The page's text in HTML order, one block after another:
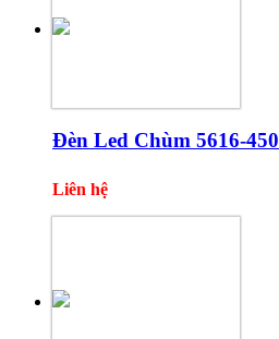
Đèn Led Chùm 5616-450
Liên hệ